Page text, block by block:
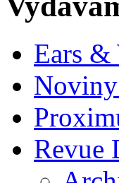
Ears &
Revue